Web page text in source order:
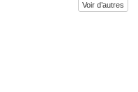
Voir d’autres